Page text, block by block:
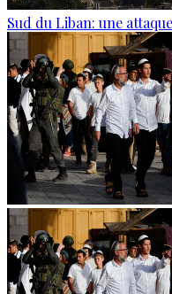
Sud du Liban: une